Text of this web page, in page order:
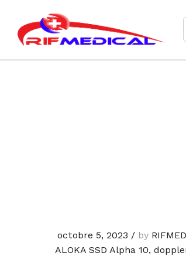
octobre 5, 2023 /by
ALOKA SSD Alpha 10,